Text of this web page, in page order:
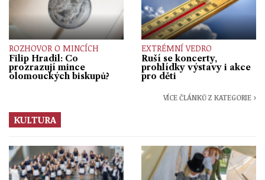
ROZHOVOR O MINCÍCH
Filip Hradil: Co
prozrazují mince
olomouckých biskupů?
EXTRÉMNÍ VEDRO
Ruší se koncerty,
prohlídky výstavy i akce
pro děti
VÍCE ČLÁNKŮ Z KATEGORIE ›
KULTURA